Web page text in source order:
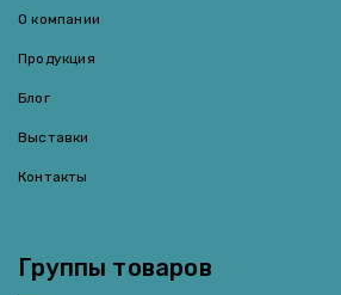
О компании
Продукция
Блог
Выставки
Контакты
Группы товаров